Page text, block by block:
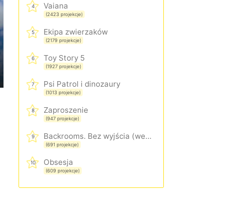
4 Vaiana
(2423 projekcje)
5 Ekipa zwierzaków
(2179 projekcje)
6 Toy Story 5
(1927 projekcje)
7 Psi Patrol i dinozaury
(1013 projekcje)
8 Zaproszenie
(947 projekcje)
9 Backrooms. Bez wyjścia (wersja rozszerzona)
(691 projekcje)
10 Obsesja
(609 projekcje)